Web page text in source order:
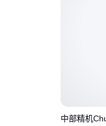
中部精机